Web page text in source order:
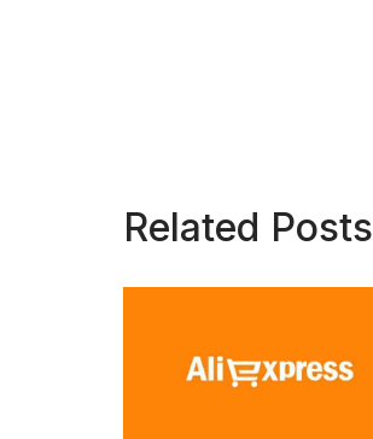
Related Posts